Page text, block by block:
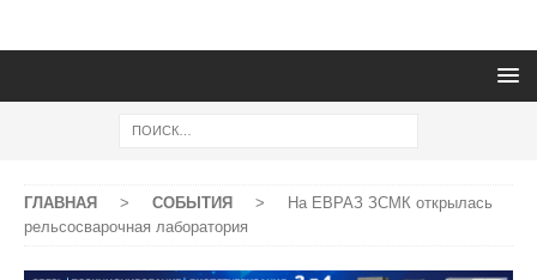
ГЛАВНАЯ > СОБЫТИЯ >
На ЕВРАЗ ЗСМК открылась
рельсосварочная лаборатория